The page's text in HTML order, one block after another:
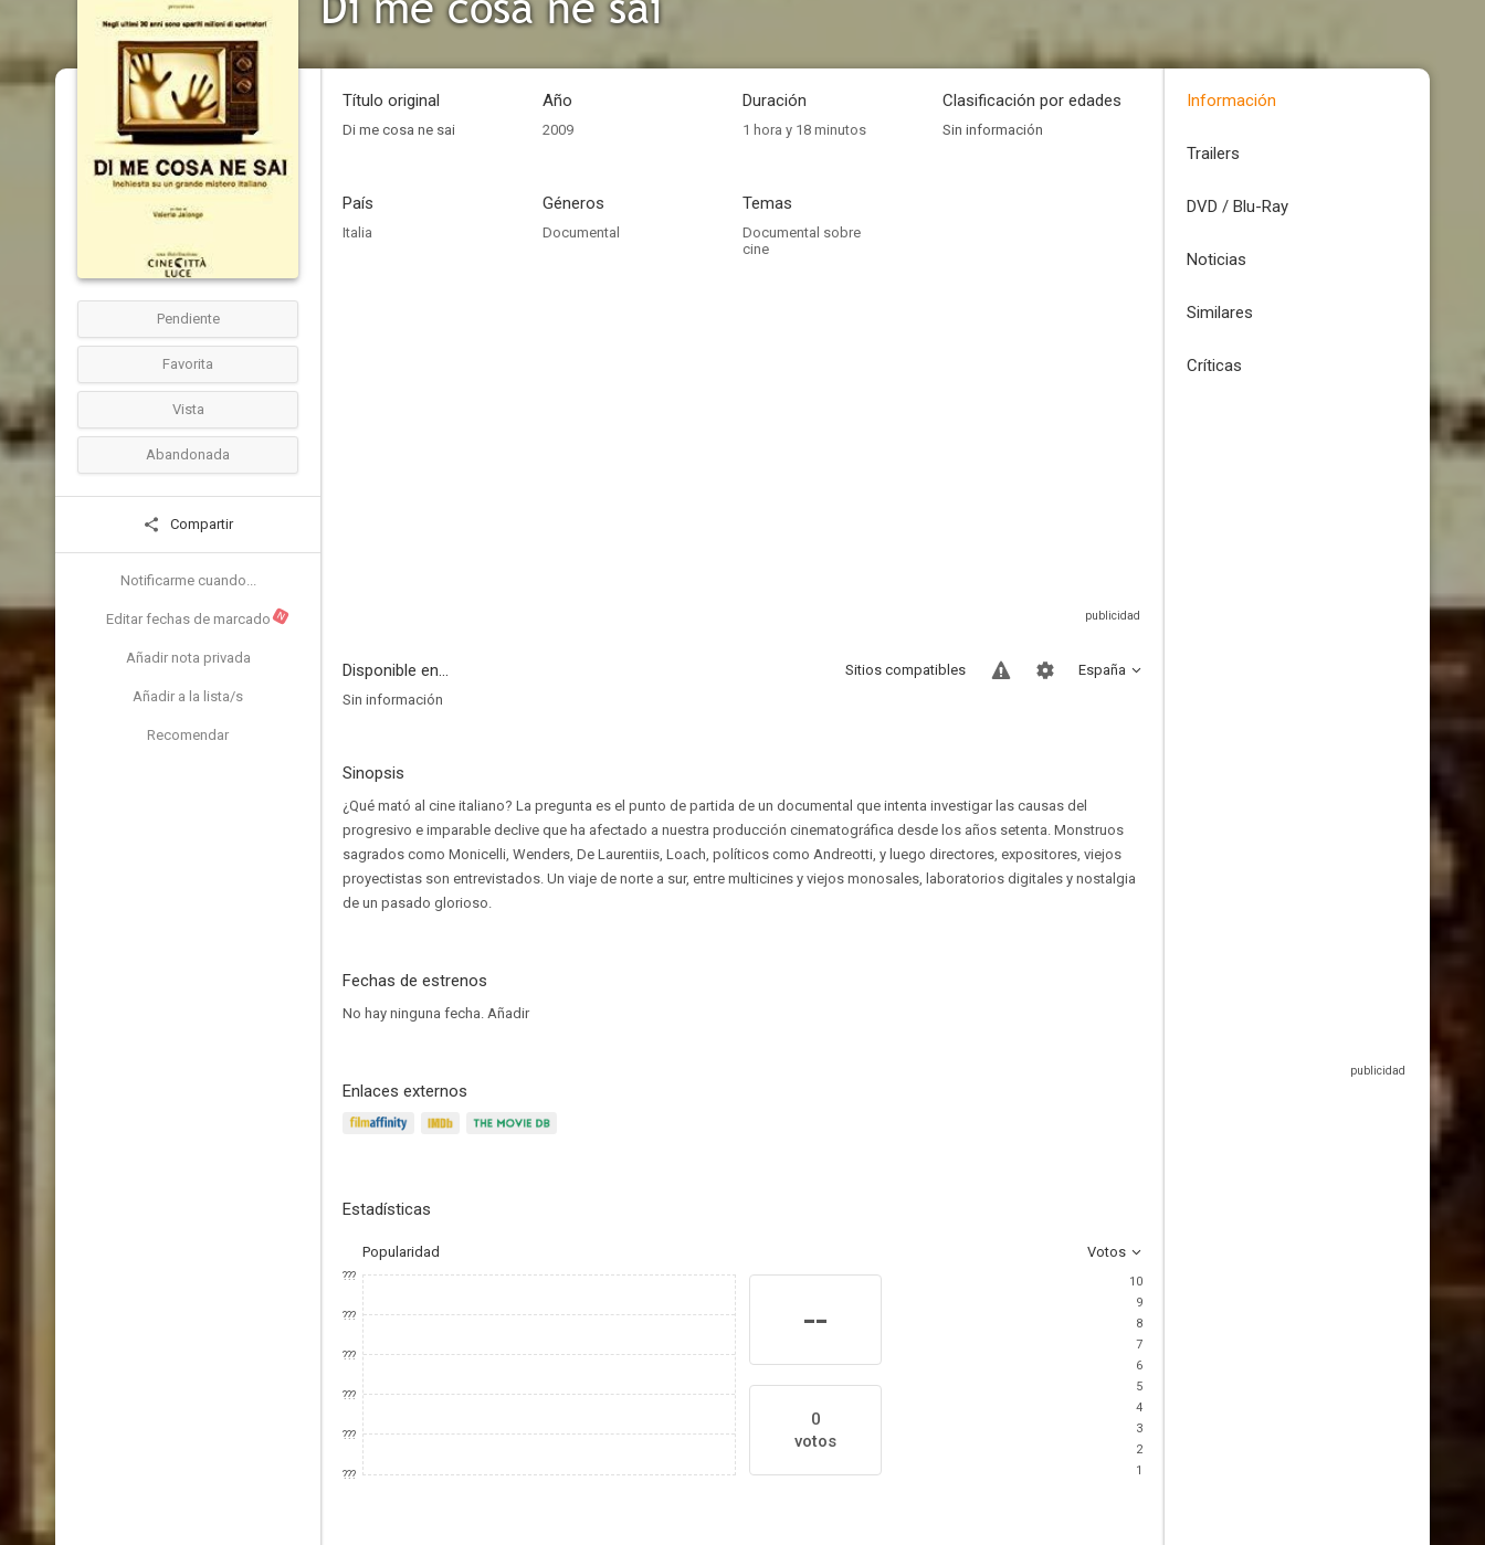
Pendiente
Favorita
Vista
Abandonada
Compartir
Notificarme cuando...
Editar fechas de marcado N
Añadir nota privada
Añadir a la lista/s
Recomendar
Título original
Di me cosa ne sai
Año
2009
Duración
1 hora y 18 minutos
Clasificación por edades
Sin información
País
Italia
Géneros
Documental
Temas
Documental sobre
cine
Disponible en... España
Sitios compatibles
Sin información
Sinopsis
¿Qué mató al cine italiano? La pregunta es el punto de partida de un documental que intenta investigar las causas del
progresivo e imparable declive que ha afectado a nuestra producción cinematográfica desde los años setenta. Monstruos
sagrados como Monicelli, Wenders, De Laurentiis, Loach, políticos como Andreotti, y luego directores, expositores, viejos
proyectistas son entrevistados. Un viaje de norte a sur, entre multicines y viejos monosales, laboratorios digitales y nostalgia
de un pasado glorioso.
Fechas de estrenos
No hay ninguna fecha. Añadir
Enlaces externos
Estadísticas
Popularidad Votos
???
???
???
???
???
???
--
0
votos
10
9
8
7
6
5
4
3
2
1
Información
Trailers
DVD / Blu-Ray
Noticias
Similares
Críticas